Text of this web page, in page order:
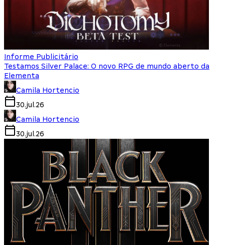
Informe Publicitário
Testamos Silver Palace: O novo RPG de mundo aberto da
Elementa
Camila Hortencio
30.jul.26
Camila Hortencio
30.jul.26